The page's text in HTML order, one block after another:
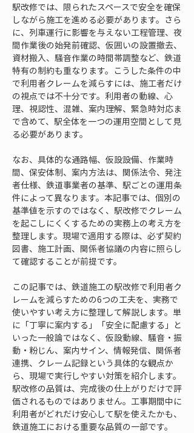
駅改修では、限られたスペースで安全を確保
しながら施工を進める必要があります。さら
に、列車運行に影響を与えない工程管理、夜
間作業後の始発前確認、仮囲いの設置撤去、
資材搬入、騒音作業の時間帯調整など、鉄道
特有の制約も重なります。こうした条件の中
で利用者クレームを減らすには、施工者だけ
の視点では不十分です。利用者の動線、心
理、視認性、混雑、案内理解、緊急時対応ま
で含めて、駅全体を一つの運用空間として見
る必要があります。
なお、具体的な通路幅、仮設設備、作業時
間、保安体制、案内方法は、関係法令、発注
者仕様、鉄道事業者の基準、駅ごとの運用条
件によって異なります。本記事では、個別の
基準値を示すのではなく、駅改修でクレーム
を起こしにくくするための実務上の考え方を
整理します。現場で適用する際は、必ず契約
図書、施工計画、関係者協議の内容に照らし
て確認することが前提です。
この記事では、鉄道施工の駅改修で利用者ク
レームを減らすための6つの工夫を、実務で
使いやすい考え方に整理して解説します。単
に「丁寧に案内する」「安全に配慮する」と
いった一般論ではなく、仮設動線、騒音・振
動・粉じん、案内サイン、情報発信、関係者
連携、クレーム記録という具体的な観点か
ら、現場で実行しやすい対策を紹介します。
駅改修の品質は、完成後の仕上がりだけで評
価されるものではありません。工事期間中に
利用者がどれだけ安心して駅を使えたかも、
鉄道施工における重要な品質の一部です。